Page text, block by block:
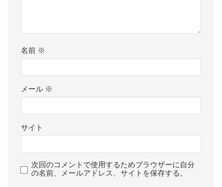
名前 ※
メール ※
サイト
次回のコメントで使用するためブラウザーに自分
の名前、メールアドレス、サイトを保存する。